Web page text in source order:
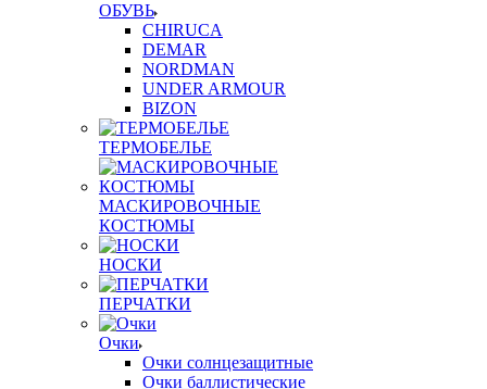
ОБУВЬ
CHIRUCA
DEMAR
NORDMAN
UNDER ARMOUR
BIZON
ТЕРМОБЕЛЬЕ
МАСКИРОВОЧНЫЕ
КОСТЮМЫ
НОСКИ
ПЕРЧАТКИ
Очки
Очки солнцезащитные
Очки баллистические